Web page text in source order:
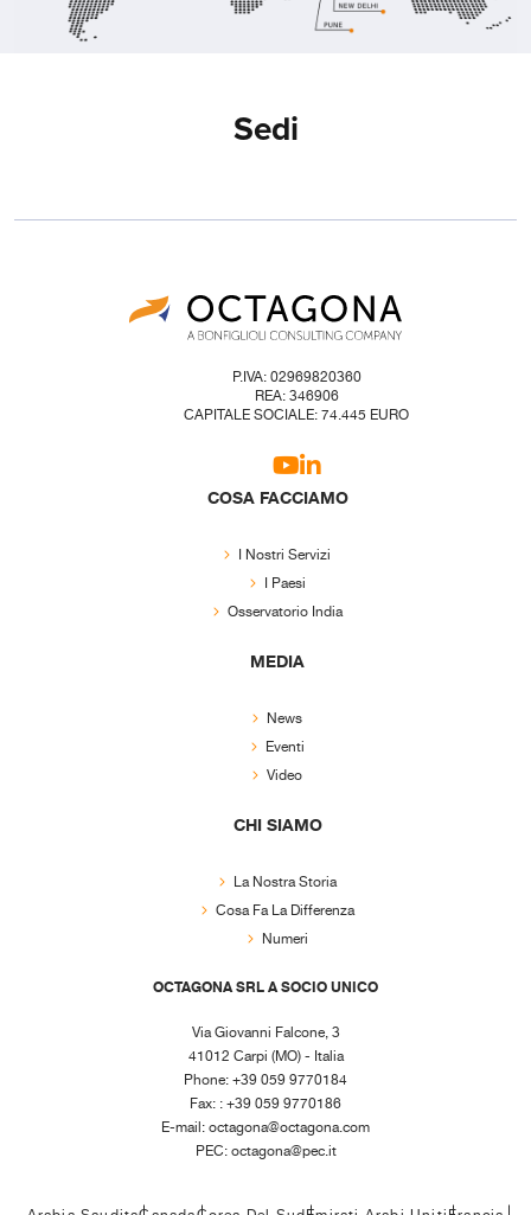
Sedi
P.IVA: 02969820360
REA: 346906
CAPITALE SOCIALE: 74.445 EURO
COSA FACCIAMO
I Nostri Servizi
I Paesi
Osservatorio India
MEDIA
News
Eventi
Video
CHI SIAMO
La Nostra Storia
Cosa Fa La Differenza
Numeri
OCTAGONA SRL A SOCIO UNICO
Via Giovanni Falcone, 3
41012 Carpi (MO) - Italia
Phone: +39 059 9770184
Fax: : +39 059 9770186
E-mail:octagona@octagona.com
PEC:octagona@pec.it